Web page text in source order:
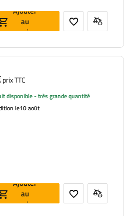
Ajouter
au
panier
prix TTC
disponible - très grande quantité
le10 août
Ajouter
au
panier